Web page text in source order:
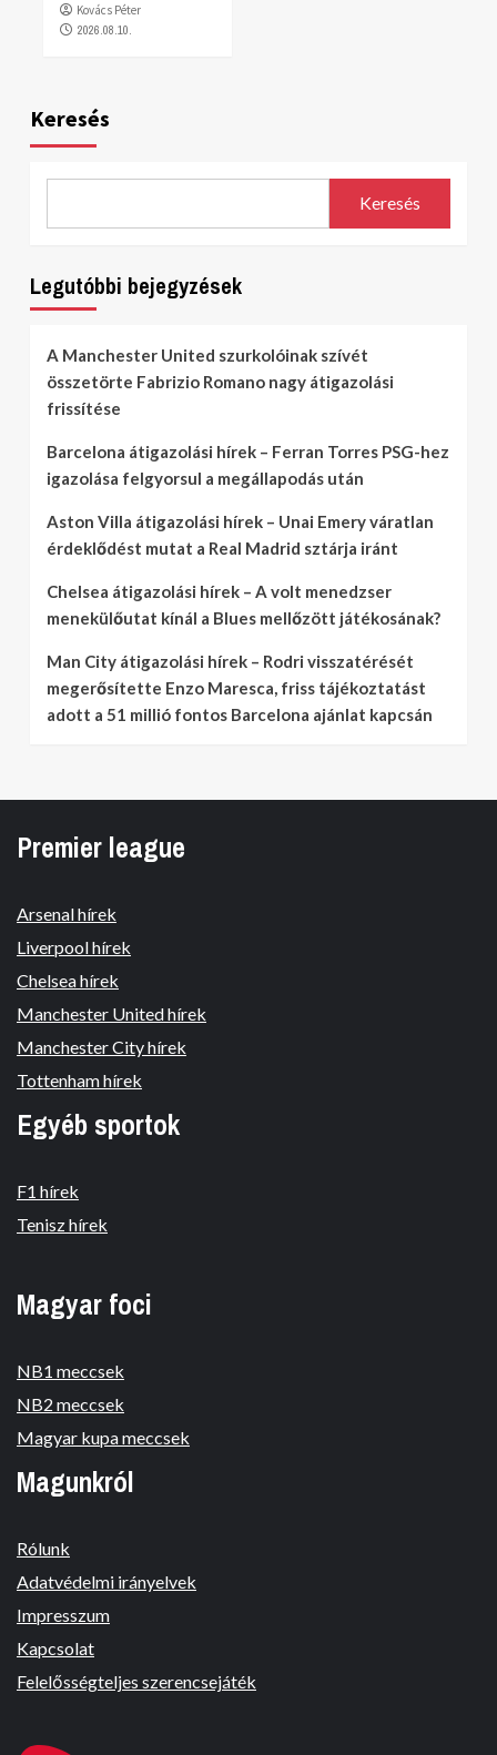
Kovács Péter
2026.08.10.
Keresés
Keresés
Legutóbbi bejegyzések
A Manchester United szurkolóinak szívét
összetörte Fabrizio Romano nagy átigazolási
frissítése
Barcelona átigazolási hírek – Ferran Torres PSG-hez
igazolása felgyorsul a megállapodás után
Aston Villa átigazolási hírek – Unai Emery váratlan
érdeklődést mutat a Real Madrid sztárja iránt
Chelsea átigazolási hírek – A volt menedzser
menekülőutat kínál a Blues mellőzött játékosának?
Man City átigazolási hírek – Rodri visszatérését
megerősítette Enzo Maresca, friss tájékoztatást
adott a 51 millió fontos Barcelona ajánlat kapcsán
Premier league
Arsenal hírek
Liverpool hírek
Chelsea hírek
Manchester United hírek
Manchester City hírek
Tottenham hírek
Egyéb sportok
F1 hírek
Tenisz hírek
Magyar foci
NB1 meccsek
NB2 meccsek
Magyar kupa meccsek
Magunkról
Rólunk
Adatvédelmi irányelvek
Impresszum
Kapcsolat
Felelősségteljes szerencsejáték